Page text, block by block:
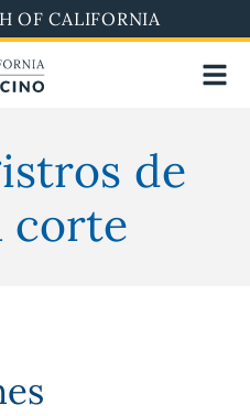
OF CALIFORNIA
de
corte